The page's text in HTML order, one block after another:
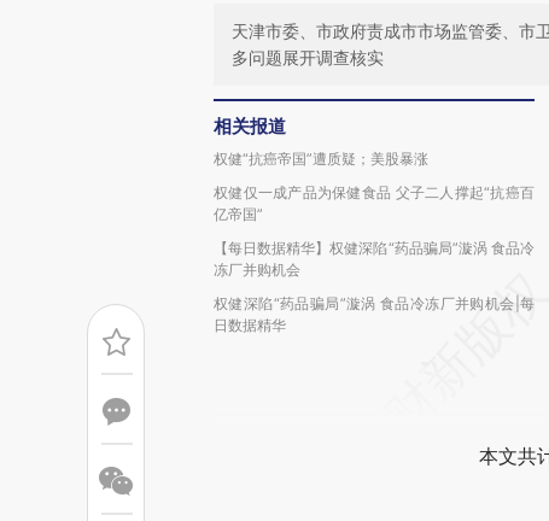
天津市委、市政府责成市市场监管委、市
多问题展开调查核实
相关报道
权健“抗癌帝国”遭质疑；美股暴涨
权健仅一成产品为保健食品 父子二人撑起“抗癌百
亿帝国”
【每日数据精华】权健深陷“药品骗局”漩涡 食品冷
冻厂并购机会
权健深陷“药品骗局”漩涡 食品冷冻厂并购机会|每
日数据精华
本文共